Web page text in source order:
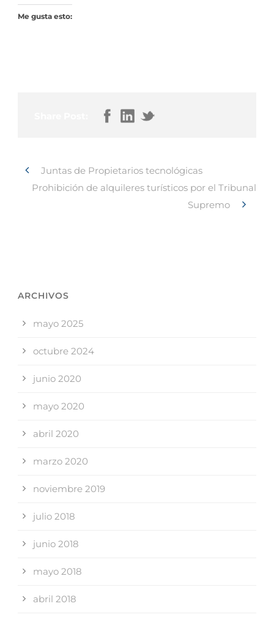
Me gusta esto:
Juntas de Propietarios tecnológicas
Prohibición de alquileres turísticos por el Tribunal
Supremo
ARCHIVOS
mayo 2025
octubre 2024
junio 2020
mayo 2020
abril 2020
marzo 2020
noviembre 2019
julio 2018
junio 2018
mayo 2018
abril 2018